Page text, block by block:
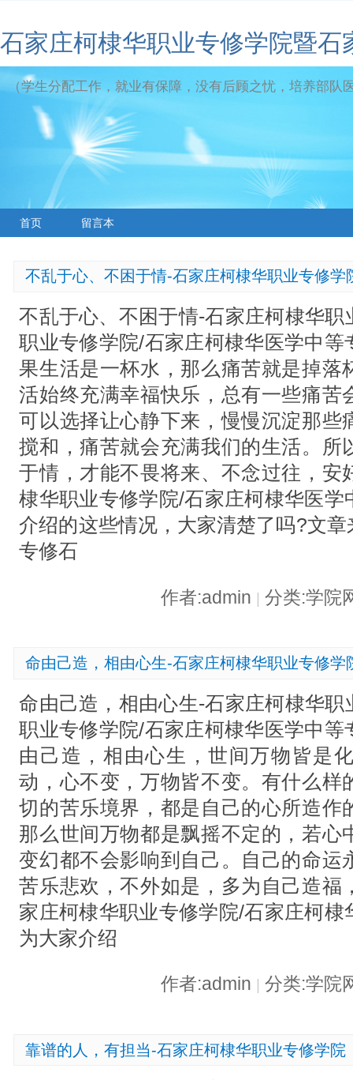
石家庄柯棣华职业专修学院暨
（学生分配工作，就业有保障，没有后顾之忧，培养部队
首页 留言本
不乱于心、不困于情-石家庄柯棣华职业专修学
不乱于心、不困于情-石家庄柯棣华
职业专修学院/石家庄柯棣华医学中
果生活是一杯水，那么痛苦就是掉落
活始终充满幸福快乐，总有一些痛苦
可以选择让心静下来，慢慢沉淀那些
搅和，痛苦就会充满我们的生活。所
于情，才能不畏将来、不念过往，安
棣华职业专修学院/石家庄柯棣华医
介绍的这些情况，大家清楚了吗?文
专修石
作者:admin 分类:学院
命由己造，相由心生-石家庄柯棣华职业专修学
命由己造，相由心生-石家庄柯棣华
职业专修学院/石家庄柯棣华医学中
由己造，相由心生，世间万物皆是
动，心不变，万物皆不变。有什么样
切的苦乐境界，都是自己的心所造作
那么世间万物都是飘摇不定的，若心
变幻都不会影响到自己。自己的命运
苦乐悲欢，不外如是，多为自己造福
家庄柯棣华职业专修学院/石家庄柯
为大家介绍
作者:admin 分类:学院
靠谱的人，有担当-石家庄柯棣华职业专修学院